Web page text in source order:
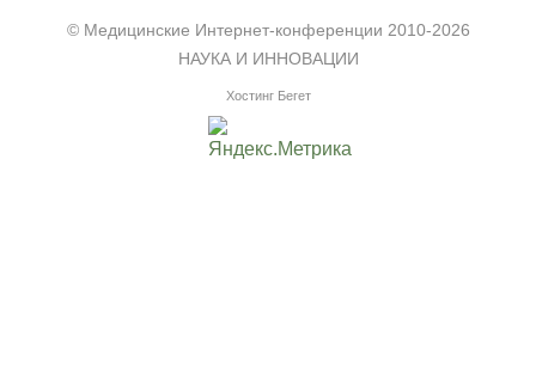
© Медицинские Интернет-конференции 2010-2026
НАУКА И ИННОВАЦИИ
Хостинг Бегет